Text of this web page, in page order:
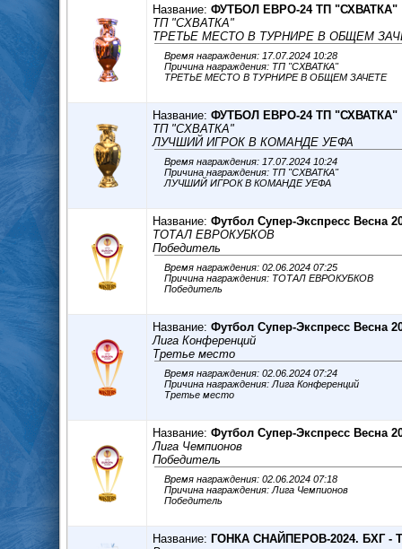
Название: ФУТБОЛ ЕВРО-24 ТП "СХВАТКА"
ТП "СХВАТКА"
ТРЕТЬЕ МЕСТО В ТУРНИРЕ В ОБЩЕМ
Время награждения: 17.07.2024 10:28
Причина награждения: ТП "СХВАТКА"
ТРЕТЬЕ МЕСТО В ТУРНИРЕ В ОБЩЕМ ЗАЧЕТЕ
Название: ФУТБОЛ ЕВРО-24 ТП "СХВАТКА"
ТП "СХВАТКА"
ЛУЧШИЙ ИГРОК В КОМАНДЕ УЕФА
Время награждения: 17.07.2024 10:24
Причина награждения: ТП "СХВАТКА"
ЛУЧШИЙ ИГРОК В КОМАНДЕ УЕФА
Название: Футбол Супер-Экспресс Весна
ТОТАЛ ЕВРОКУБКОВ
Победитель
Время награждения: 02.06.2024 07:25
Причина награждения: ТОТАЛ ЕВРОКУБКОВ
Победитель
Название: Футбол Супер-Экспресс Весна
Лига Конференций
Третье место
Время награждения: 02.06.2024 07:24
Причина награждения: Лига Конференций
Третье место
Название: Футбол Супер-Экспресс Весна
Лига Чемпионов
Победитель
Время награждения: 02.06.2024 07:18
Причина награждения: Лига Чемпионов
Победитель
Название: ГОНКА СНАЙПЕРОВ-2024. БХГ -